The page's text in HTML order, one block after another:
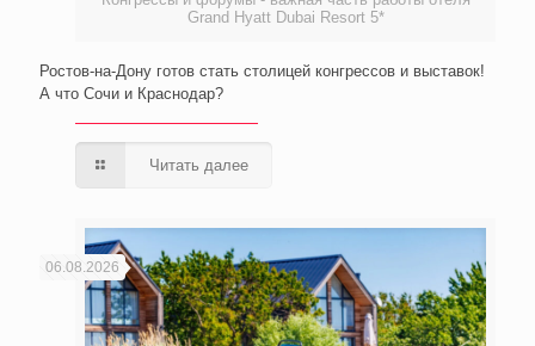
Grand Hyatt Dubai Resort 5*
Ростов-на-Дону готов стать столицей конгрессов и выставок!
А что Сочи и Краснодар?
Читать далее
06.08.2026